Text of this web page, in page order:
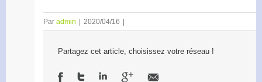
Par admin 2020/04/16
Partagez cet article, choisissez votre réseau !